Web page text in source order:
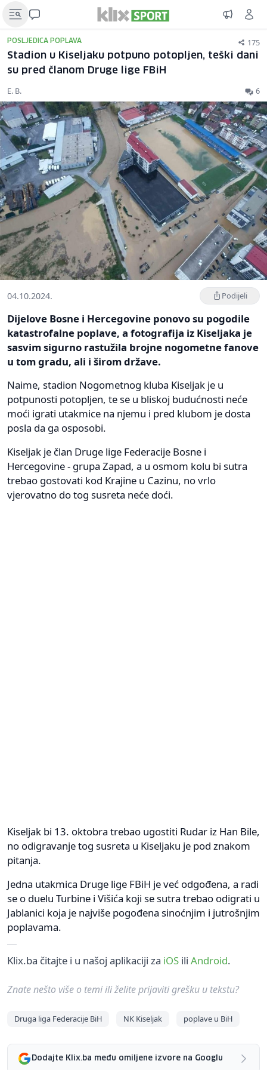
POSLJEDICA POPLAVA 175
Stadion u Kiseljaku potpuno potopljen, teški dani
su pred članom Druge lige FBiH
E. B. 6
04.10.2024. Podijeli
Dijelove Bosne i Hercegovine ponovo su pogodile
katastrofalne poplave, a fotografija iz Kiseljaka je
sasvim sigurno rastužila brojne nogometne fanove
u tom gradu, ali i širom države.
Naime, stadion Nogometnog kluba Kiseljak je u
potpunosti potopljen, te se u bliskoj budućnosti neće
moći igrati utakmice na njemu i pred klubom je dosta
posla da ga osposobi.
Kiseljak je član Druge lige Federacije Bosne i
Hercegovine - grupa Zapad, a u osmom kolu bi sutra
trebao gostovati kod Krajine u Cazinu, no vrlo
vjerovatno do tog susreta neće doći.
Kiseljak bi 13. oktobra trebao ugostiti Rudar iz Han Bile,
no odigravanje tog susreta u Kiseljaku je pod znakom
pitanja.
Jedna utakmica Druge lige FBiH je već odgođena, a radi
se o duelu Turbine i Višića koji se sutra trebao odigrati u
Jablanici koja je najviše pogođena sinoćnjim i jutrošnjim
poplavama.
Klix.ba čitajte i u našoj aplikaciji za iOS ili Android.
Znate nešto više o temi ili želite prijaviti grešku u tekstu?
Druga liga Federacije BiH NK Kiseljak poplave u BiH
Dodajte Klix.ba među omiljene izvore na Googlu